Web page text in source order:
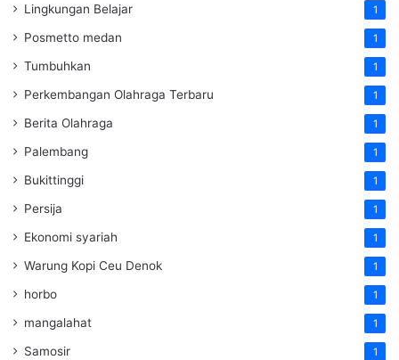
Lingkungan Belajar 1
Posmetto medan 1
Tumbuhkan 1
Perkembangan Olahraga Terbaru 1
Berita Olahraga 1
Palembang 1
Bukittinggi 1
Persija 1
Ekonomi syariah 1
Warung Kopi Ceu Denok 1
horbo 1
mangalahat 1
Samosir 1